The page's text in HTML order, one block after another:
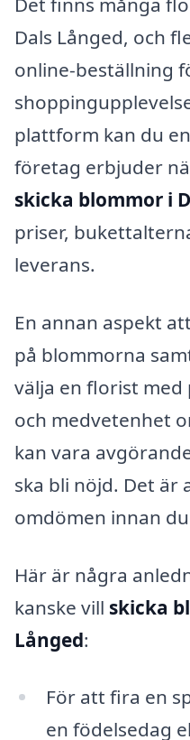
Dals Långed, och
online-beställning
plattform kan du
företag erbjuder
skicka blommor i
priser,
leverans.
En annan aspekt
på blommorna
välja en florist
och medvetenhet
kan vara
ska bli nöjd. Det är
omdömen innan
Här är några
kanske vill skicka
Långed:
För att fira en
en födelsedag